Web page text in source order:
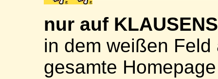
nur auf
in dem weißen
gesamte